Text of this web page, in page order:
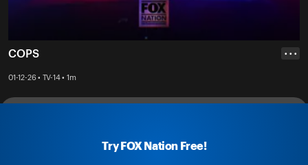
COPS
01-12-26 • TV-14 • 1m
• • •
Try FOX Nation Free!